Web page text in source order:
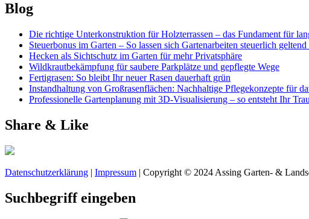
Blog
Die richtige Unterkonstruktion für Holzterrassen – das Fundament für
Steuerbonus im Garten – So lassen sich Gartenarbeiten steuerlich geltend
Hecken als Sichtschutz im Garten für mehr Privatsphäre
Wildkrautbekämpfung für saubere Parkplätze und gepflegte Wege
Fertigrasen: So bleibt Ihr neuer Rasen dauerhaft grün
Instandhaltung von Großrasenflächen: Nachhaltige Pflegekonzepte für
Professionelle Gartenplanung mit 3D-Visualisierung – so entsteht Ihr
Share & Like
Datenschutzerklärung | Impressum | Copyright © 2024 Assing Garten- &
Suchbegriff eingeben